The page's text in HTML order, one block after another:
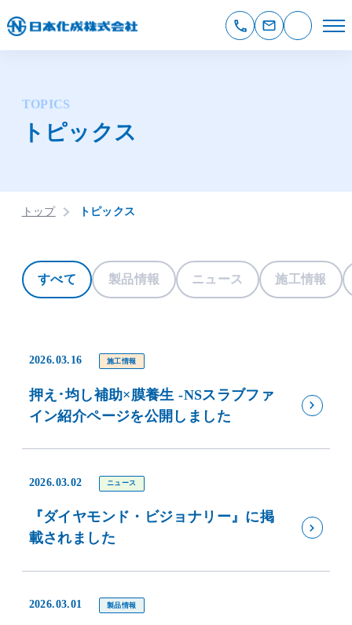
TOPICS
トピックス
トップ トピックス
すべて 製品情報 ニュース 施工情報
2026.03.16 施工情報
押え･均し補助×膜養生 -NSスラブファ
イン紹介ページを公開しました
2026.03.02 ニュース
『ダイヤモンド・ビジョナリー』に掲
載されました
2026.03.01 製品情報